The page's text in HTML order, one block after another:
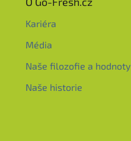
Kariéra
Média
Naše filozofie a hodnoty
Naše historie